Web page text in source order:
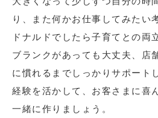
り、また何かお仕事してみたい
ドナルドでしたら子育てとの両
ブランクがあっても大丈夫、店
に慣れるまでしっかりサポート
経験を活かして、お客さまに喜
一緒に作りましょう。